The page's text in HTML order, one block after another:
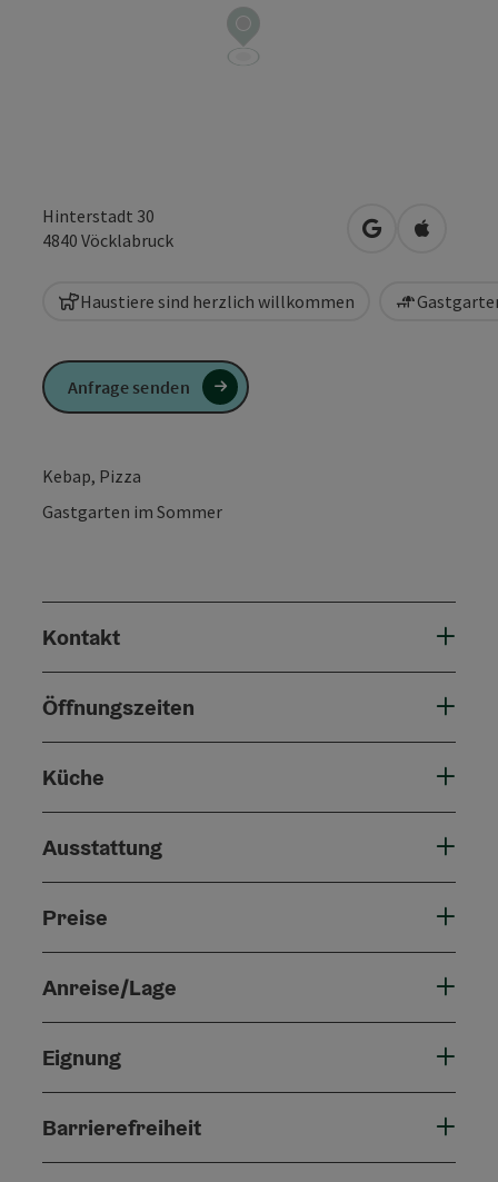
Hinterstadt 30
4840 Vöcklabruck in Googlein Apple
Haustiere sind herzlich willkommen
Kebap, Pizza
Gastgarten im Sommer
Kontakt
Öffnungszeiten
Küche
Ausstattung
Preise
Anreise/Lage
Eignung
Barrierefreiheit
Anfrage senden